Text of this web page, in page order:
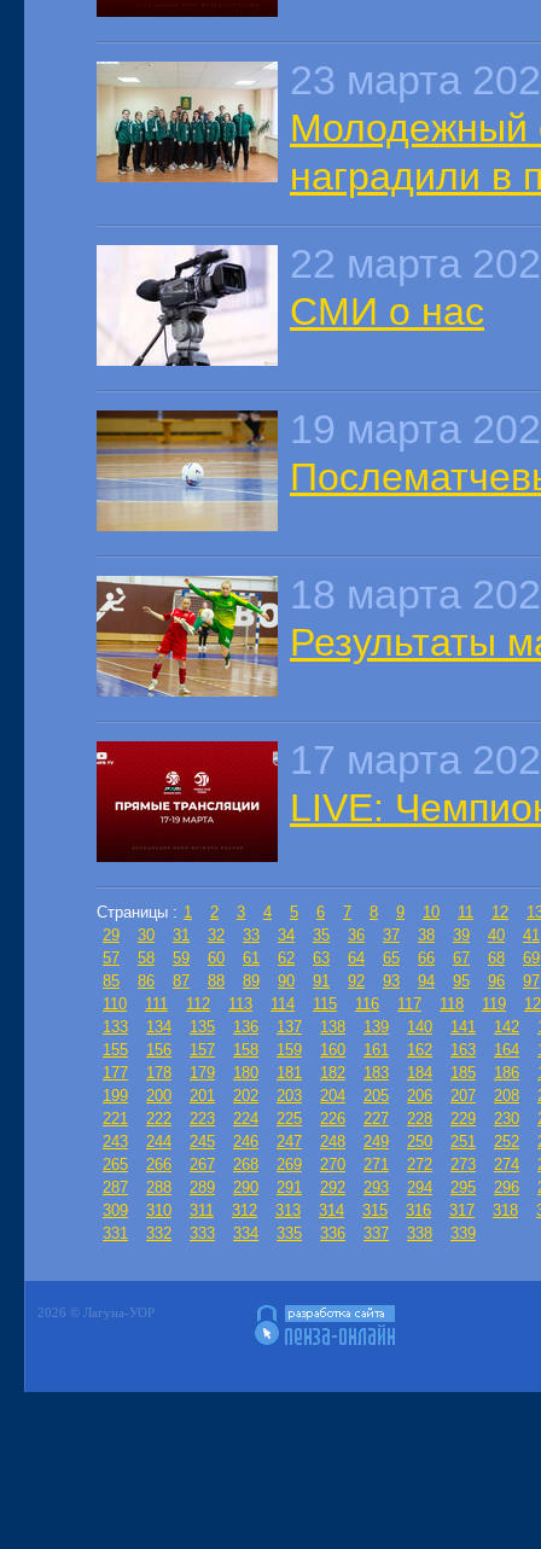
23 марта
Молодежный
наградили в
22 марта
СМИ о нас
19 марта
18 марта
Результаты
17 марта
LIVE:
Страницы : 1 2 3 4 5 6 7 8 9 10 11 12
29
30 31 32 33 34 35 36 37 38 39 40
41
57
58 59 60 61 62 63 64 65 66 67 68
69
85
86 87 88 89 90 91 92 93 94 95 96
97
110
111 112 113 114 115 116 117 118 119
133
134 135 136 137 138 139 140 141 142
155
156 157 158 159 160 161 162 163 164
177
178 179 180 181 182 183 184 185 186
199
200 201 202 203 204 205 206 207 208
221
222 223 224 225 226 227 228 229 230
243
244 245 246 247 248 249 250 251 252
265
266 267 268 269 270 271 272 273 274
287
288 289 290 291 292 293 294 295 296
309
310 311 312 313 314 315 316 317 318
331
332 333 334 335 336 337 338 339
2026 © Лагуна-УОР